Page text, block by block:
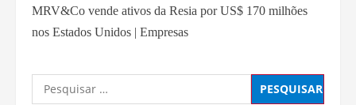
MRV&Co vende ativos da Resia por US$ 170 milhões
nos Estados Unidos | Empresas